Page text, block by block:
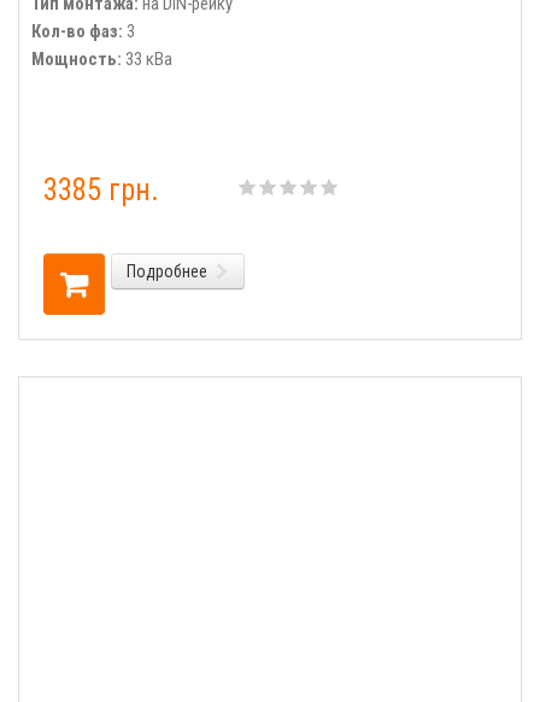
Кол-во фаз: 3
Мощность: 33 кВа
3385 грн.
Подробнее